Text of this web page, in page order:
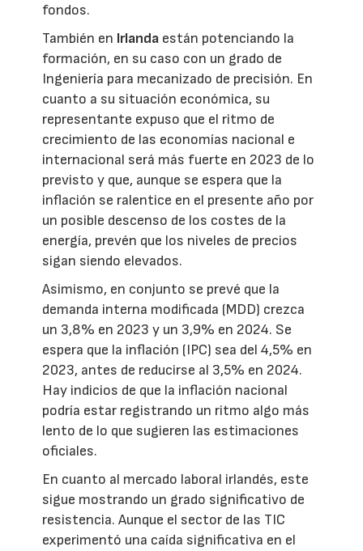
fondos.
También en Irlanda están potenciando la
formación, en su caso con un grado de
Ingeniería para mecanizado de precisión. En
cuanto a su situación económica, su
representante expuso que el ritmo de
crecimiento de las economías nacional e
internacional será más fuerte en 2023 de lo
previsto y que, aunque se espera que la
inflación se ralentice en el presente año por
un posible descenso de los costes de la
energía, prevén que los niveles de precios
sigan siendo elevados.
Asimismo, en conjunto se prevé que la
demanda interna modificada (MDD) crezca
un 3,8% en 2023 y un 3,9% en 2024. Se
espera que la inflación (IPC) sea del 4,5% en
2023, antes de reducirse al 3,5% en 2024.
Hay indicios de que la inflación nacional
podría estar registrando un ritmo algo más
lento de lo que sugieren las estimaciones
oficiales.
En cuanto al mercado laboral irlandés, este
sigue mostrando un grado significativo de
resistencia. Aunque el sector de las TIC
experimentó una caída significativa en el